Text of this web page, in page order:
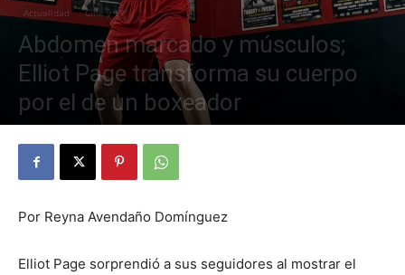
Actualidad Cine y TV
Abdomen marcado y músculos;
Elliot Page transforma su cuerpo
por el de un boxeador
Por Reyna Avendaño Domínguez
Elliot Page sorprendió a sus seguidores al mostrar el